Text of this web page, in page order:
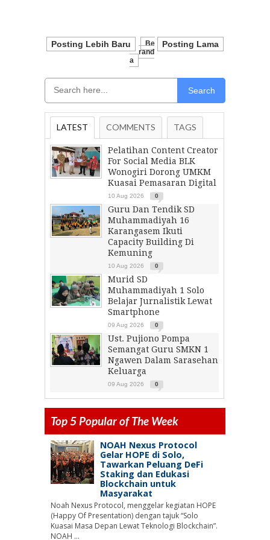
Posting Lebih Baru Posting Lama
Be
Rand
A
Search
LATEST COMMENTS TAGS
Pelatihan Content Creator
For Social Media BLK
Wonogiri Dorong UMKM
Kuasai Pemasaran Digital
10 Aug 2026 0
Guru Dan Tendik SD
Muhammadiyah 16
Karangasem Ikuti
Capacity Building Di
Kemuning
10 Aug 2026 0
Murid SD
Muhammadiyah 1 Solo
Belajar Jurnalistik Lewat
Smartphone
09 Aug 2026 0
Ust. Pujiono Pompa
Semangat Guru SMKN 1
Ngawen Dalam Sarasehan
Keluarga
09 Aug 2026 0
Top 5 Popular of The Week
NOAH Nexus Protocol
Gelar HOPE di Solo,
Tawarkan Peluang DeFi
Staking dan Edukasi
Blockchain untuk
Masyarakat
Noah Nexus Protocol, menggelar kegiatan HOPE
(Happy Of Presentation) dengan tajuk “Solo
Kuasai Masa Depan Lewat Teknologi Blockchain”.
NOAH ...